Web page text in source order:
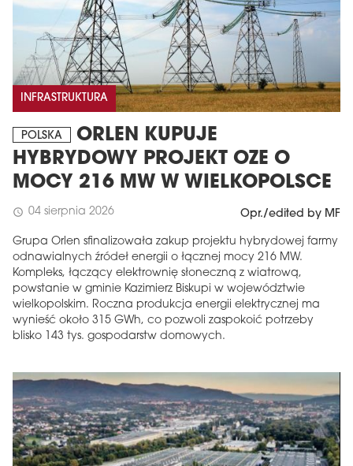
INFRASTRUKTURA
POLSKA
ORLEN KUPUJE
HYBRYDOWY PROJEKT OZE O
MOCY 216 MW W WIELKOPOLSCE
schedule 04 sierpnia 2026 Opr./edited by MF
Grupa Orlen sfinalizowała zakup projektu hybrydowej farmy
odnawialnych źródeł energii o łącznej mocy 216 MW.
Kompleks, łączący elektrownię słoneczną z wiatrową,
powstanie w gminie Kazimierz Biskupi w województwie
wielkopolskim. Roczna produkcja energii elektrycznej ma
wynieść około 315 GWh, co pozwoli zaspokoić potrzeby
blisko 143 tys. gospodarstw domowych.